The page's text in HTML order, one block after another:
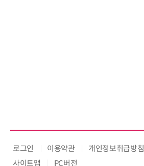
로그인 이용약관 개인정보취급방침
사이트맵
PC버전